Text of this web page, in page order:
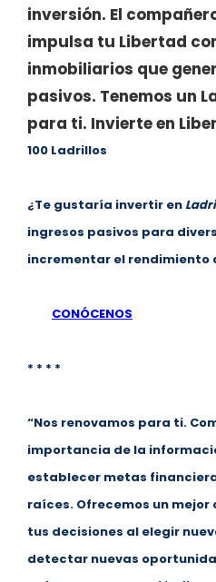
inversión. El
impulsa tu Libertad
inmobiliarios que
pasivos. Tenemos un
para ti. Invierte en
100 Ladrillos
¿Te gustaría invertir en
ingresos pasivos para
incrementar el rendimiento
CONÓCENOS
* * * *
“Nos renovamos para ti.
importancia de la
establecer metas
raíces. Ofrecemos un
tus decisiones al elegir
detectar nuevas